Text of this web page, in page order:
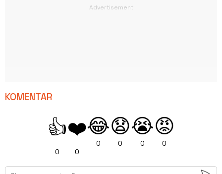
KOMENTAR
👍
0
❤️
0
😂
0
😧
0
😭
0
😡
0